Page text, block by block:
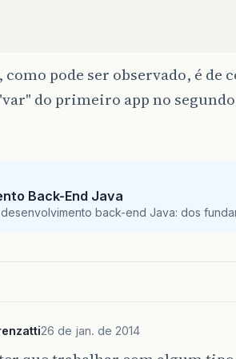
pode ser observado, é de
do primeiro app no
Back-End Java
back-end Java: dos
26 de jan. de 2014